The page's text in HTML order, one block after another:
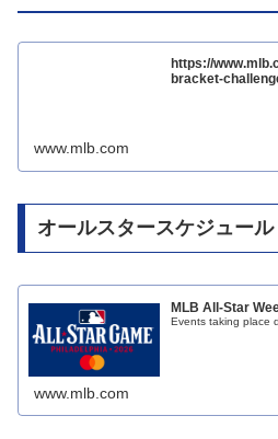
https://
bracket-
www.mlb.com
オールスタースケジュール
MLB All-Star
Events taking place
www.mlb.com